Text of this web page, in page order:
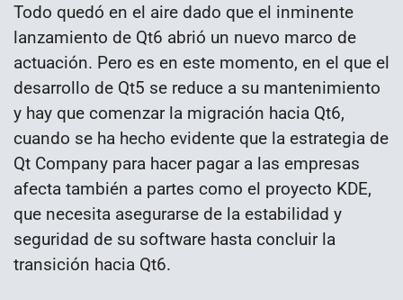
Todo quedó en el aire dado que el inminente
lanzamiento de Qt6 abrió un nuevo marco de
actuación. Pero es en este momento, en el que el
desarrollo de Qt5 se reduce a su mantenimiento
y hay que comenzar la migración hacia Qt6,
cuando se ha hecho evidente que la estrategia de
Qt Company para hacer pagar a las empresas
afecta también a partes como el proyecto KDE,
que necesita asegurarse de la estabilidad y
seguridad de su software hasta concluir la
transición hacia Qt6.